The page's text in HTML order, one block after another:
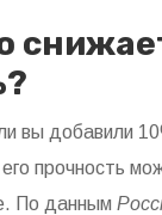
вы добавили
прочность
По данным